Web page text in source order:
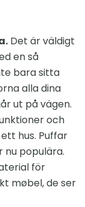
Det är väldigt
en så
bara sitta
alla dina
ut på vägen.
och
hus. Puffar
nu populära.
för
møbel, de ser